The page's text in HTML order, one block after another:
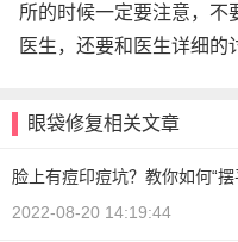
所的时候一定要注意，不
医生，还要和医生详细的
眼袋修复相关文章
脸上有痘印痘坑？教你如何“摆
2022-08-20 14:19:44